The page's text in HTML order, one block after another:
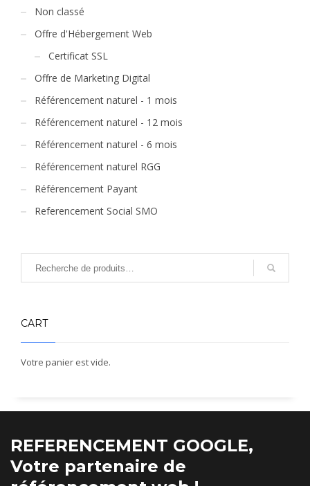
Non classé
Offre d'Hébergement Web
Certificat SSL
Offre de Marketing Digital
Référencement naturel - 1 mois
Référencement naturel - 12 mois
Référencement naturel - 6 mois
Référencement naturel RGG
Référencement Payant
Referencement Social SMO
CART
Votre panier est vide.
REFERENCEMENT GOOGLE,
Votre partenaire de